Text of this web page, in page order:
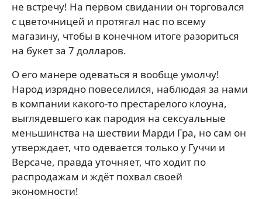
не встречу! На первом свидании он торговался
с цветочницей и протягал нас по всему
магазину, чтобы в конечном итоге разориться
на букет за 7 долларов.
О его манере одеваться я вообще умолчу!
Народ изрядно повеселился, наблюдая за нами
в компании какого-то престарелого клоуна,
выглядевшего как пародия на сексуальные
меньшинства на шествии Марди Гра, но сам он
утверждает, что одевается только у Гуччи и
Версаче, правда уточняет, что ходит по
распродажам и ждёт похвал своей
экономности!